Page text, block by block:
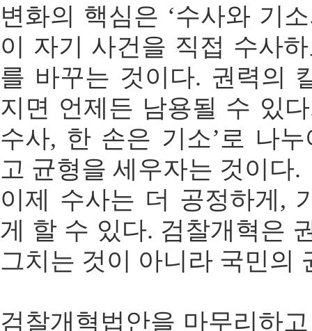
변화의 핵심은 ‘수사와 기
이 자기 사건을 직접 수사
를 바꾸는 것이다. 권력의
지면 언제든 남용될 수 있
수사, 한 손은 기소’로 나
고 균형을 세우자는 것이다.
이제 수사는 더 공정하게,
게 할 수 있다. 검찰개혁은
그치는 것이 아니라 국민의
검찰개혁법안을 마무리하